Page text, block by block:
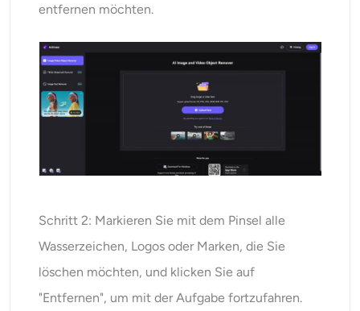
entfernen möchten.
Schritt 2: Markieren Sie mit dem Pinsel alle
Wasserzeichen, Logos oder Marken, die Sie
löschen möchten, und klicken Sie auf
"Entfernen", um mit der Aufgabe fortzufahren.